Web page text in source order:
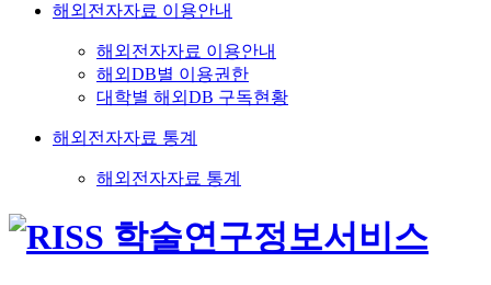
해외전자자료 이용안내
해외전자자료 이용안내
해외DB별 이용권한
대학별 해외DB 구독현황
해외전자자료 통계
해외전자자료 통계